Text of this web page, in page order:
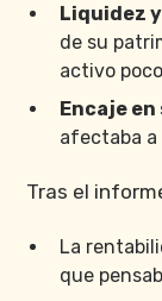
Liquidez
de su
activo
Encaje en
afectaba a
Tras el
La
que